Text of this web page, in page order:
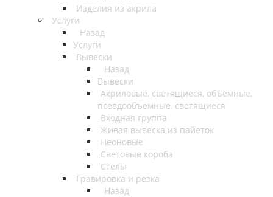
Изделия из акрила
Услуги
Назад
Услуги
Вывески
Назад
Вывески
Акриловые, светящиеся, объемные,
псевдообъемные, светящиеся
Входная группа
Живая вывеска из пайеток
Неоновые
Световые короба
Стелы
Гравировка и резка
Назад